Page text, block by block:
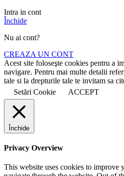
Intra in cont
Închide
Nu ai cont?
CREAZA UN CONT
Acest site foloseşte cookies pentru a
navigare. Pentru mai multe detalii
tale si la drepturile tale te invitam sa
Setări Cookie
ACCEPT
Închide
Privacy Overview
This website uses cookies to improve